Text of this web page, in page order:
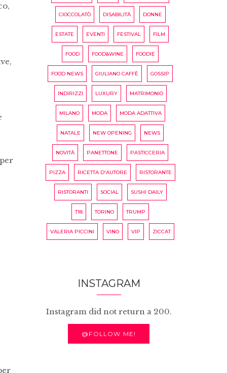
CIOCCOLATÒ DISABILITÀ DONNE
ESTATE EVENTI FESTIVAL FILM
FOOD FOOD&WINE FOODIE
FOOD NEWS GIULIANO CAFFÈ GOSSIP
INDIRIZZI LUXURY MATRIMONIO
MILANO MODA MODA ADATTIVA
NATALE NEW OPENING NEWS
NOVITÀ PANETTONE PASTICCERIA
PIZZA RICETTA D'AUTORE RISTORANTE
RISTORANTI SOCIAL SUSHI DAILY
T18 TORINO TRUMP
VALERIA PICCINI VINO VIP ZICCAT
INSTAGRAM
Instagram did not return a 200.
@FOLLOW ME!